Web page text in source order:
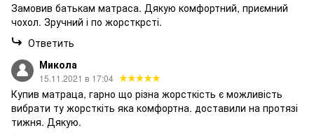
Замовив батькам матраса. Дякую комфортний, приємний
чохол. Зручний і по жорсткрсті.
Ответить
Микола
15.11.2021 в 17:04
Купив матраца, гарно що різна жорсткість є можливість
вибрати ту жорсткіть яка комфортна. доставили на протязі
тижня. Дякую.